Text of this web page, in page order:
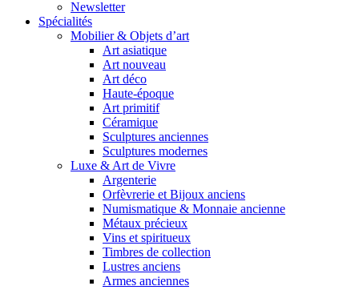
Newsletter
Spécialités
Mobilier & Objets d’art
Art asiatique
Art nouveau
Art déco
Haute-époque
Art primitif
Céramique
Sculptures anciennes
Sculptures modernes
Luxe & Art de Vivre
Argenterie
Orfèvrerie et Bijoux anciens
Numismatique & Monnaie ancienne
Métaux précieux
Vins et spiritueux
Timbres de collection
Lustres anciens
Armes anciennes